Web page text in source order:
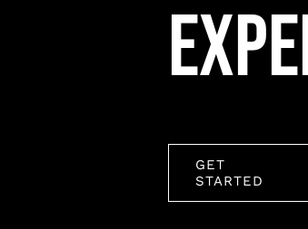
GET
STARTED